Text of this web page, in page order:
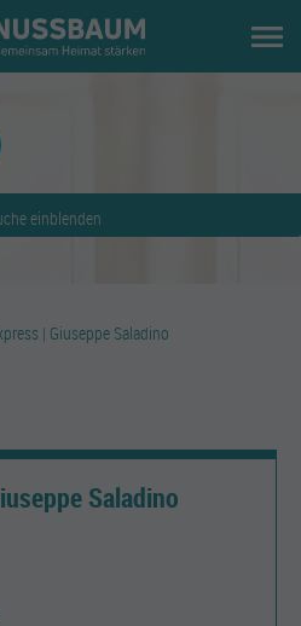
einblenden
| Giuseppe Saladino
Saladino